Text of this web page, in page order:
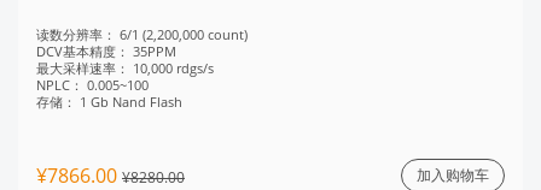
读数分辨率： 6/1 (2,200,000 count)
DCV基本精度： 35PPM
最大采样速率： 10,000 rdgs/s
NPLC： 0.005~100
存储： 1 Gb Nand Flash
¥7866.00 ¥8280.00 加入购物车